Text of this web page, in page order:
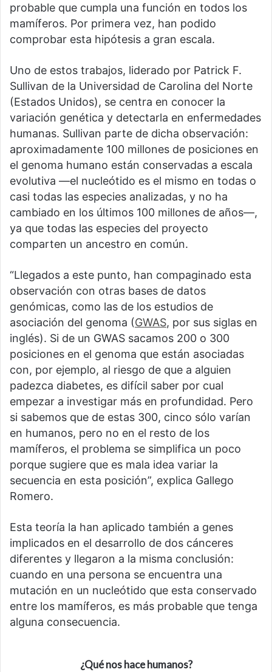
probable que cumpla una función en todos los
mamíferos. Por primera vez, han podido
comprobar esta hipótesis a gran escala.
Uno de estos trabajos, liderado por Patrick F.
Sullivan de la Universidad de Carolina del Norte
(Estados Unidos), se centra en conocer la
variación genética y detectarla en enfermedades
humanas. Sullivan parte de dicha observación:
aproximadamente 100 millones de posiciones en
el genoma humano están conservadas a escala
evolutiva —el nucleótido es el mismo en todas o
casi todas las especies analizadas, y no ha
cambiado en los últimos 100 millones de años—,
ya que todas las especies del proyecto
comparten un ancestro en común.
“Llegados a este punto, han compaginado esta
observación con otras bases de datos
genómicas, como las de los estudios de
asociación del genoma (GWAS, por sus siglas en
inglés). Si de un GWAS sacamos 200 o 300
posiciones en el genoma que están asociadas
con, por ejemplo, al riesgo de que a alguien
padezca diabetes, es difícil saber por cual
empezar a investigar más en profundidad. Pero
si sabemos que de estas 300, cinco sólo varían
en humanos, pero no en el resto de los
mamíferos, el problema se simplifica un poco
porque sugiere que es mala idea variar la
secuencia en esta posición”, explica Gallego
Romero.
Esta teoría la han aplicado también a genes
implicados en el desarrollo de dos cánceres
diferentes y llegaron a la misma conclusión:
cuando en una persona se encuentra una
mutación en un nucleótido que esta conservado
entre los mamíferos, es más probable que tenga
alguna consecuencia.
¿Qué nos hace humanos?